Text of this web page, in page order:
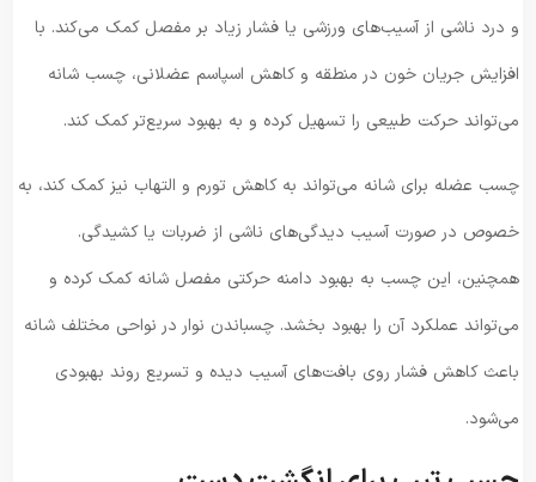
و درد ناشی از آسیب‌های ورزشی یا فشار زیاد بر مفصل کمک می‌کند. با
افزایش جریان خون در منطقه و کاهش اسپاسم عضلانی، چسب شانه
می‌تواند حرکت طبیعی را تسهیل کرده و به بهبود سریع‌تر کمک کند.
چسب عضله برای شانه می‌تواند به کاهش تورم و التهاب نیز کمک کند، به
خصوص در صورت آسیب دیدگی‌های ناشی از ضربات یا کشیدگی.
همچنین، این چسب به بهبود دامنه حرکتی مفصل شانه کمک کرده و
می‌تواند عملکرد آن را بهبود بخشد. چسباندن نوار در نواحی مختلف شانه
باعث کاهش فشار روی بافت‌های آسیب دیده و تسریع روند بهبودی
می‌شود.